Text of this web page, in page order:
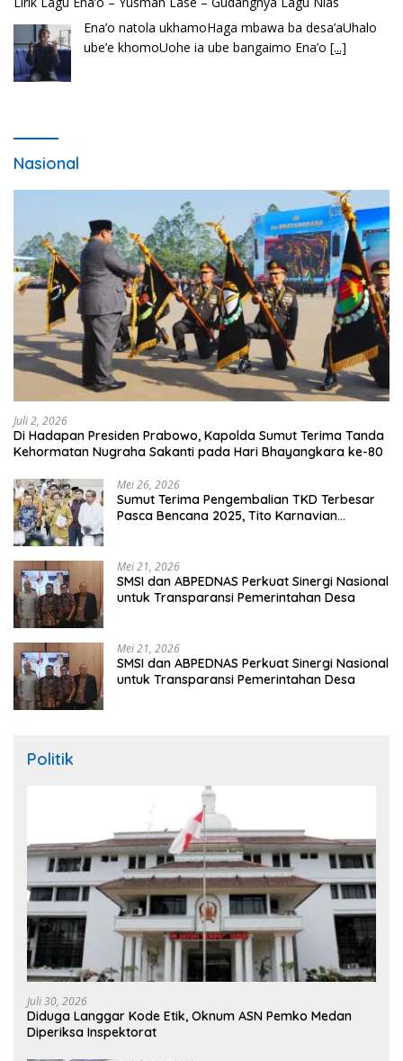
Ena’o natola ukhamoHaga mbawa ba desa’aUhalo
ube’e khomoUohe ia ube bangaimo Ena’o [...]
Nasional
Juli 2, 2026
Di Hadapan Presiden Prabowo, Kapolda Sumut Terima Tanda
Kehormatan Nugraha Sakanti pada Hari Bhayangkara ke-80
Mei 26, 2026
Sumut Terima Pengembalian TKD Terbesar
Pasca Bencana 2025, Tito Karnavian
Mei 21, 2026
SMSI dan ABPEDNAS Perkuat Sinergi Nasional
untuk Transparansi Pemerintahan Desa
Mei 21, 2026
SMSI dan ABPEDNAS Perkuat Sinergi Nasional
untuk Transparansi Pemerintahan Desa
Politik
Juli 30, 2026
Diduga Langgar Kode Etik, Oknum ASN Pemko Medan
Diperiksa Inspektorat